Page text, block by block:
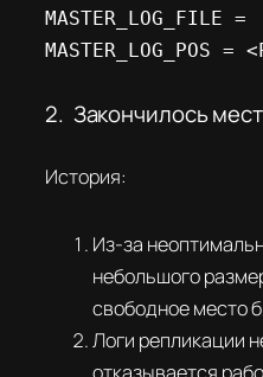
MASTER_LOG_POS
2. Закончилось
История:
Из-за
небольшого
свободное место
Логи репликации